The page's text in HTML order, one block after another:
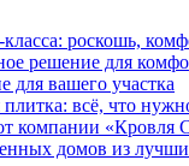
роскошь,
решение для
для вашего участка
всё, что
компании «Кровля
домов из